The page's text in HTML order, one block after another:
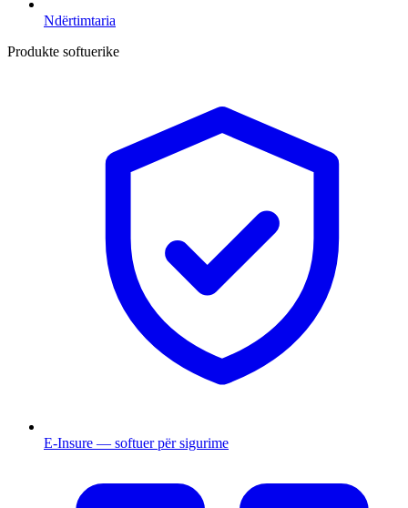
Ndërtimtaria
Produkte softuerike
E-Insure — softuer për sigurime